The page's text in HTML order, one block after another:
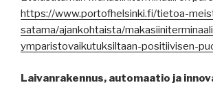
https://www.portofhelsinki.fi/tietoa-
satama/ajankohtaista/
ymparistovaikutuksiltaan-positiivisen-
Laivanrakennus, automaatio ja